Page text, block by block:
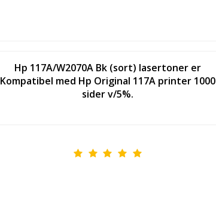
Hp 117A/W2070A Bk (sort) lasertoner er
Kompatibel med Hp Original 117A printer 1000
sider v/5%.